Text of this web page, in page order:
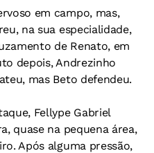
em campo, mas,
na sua especialidade,
de Renato, em
depois, Andrezinho
mas Beto defendeu.
Fellype Gabriel
quase na pequena área,
Após alguma pressão,